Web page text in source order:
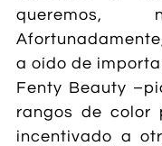
queremos,
a oído de
Fenty Beauty
rangos de
incentivado a